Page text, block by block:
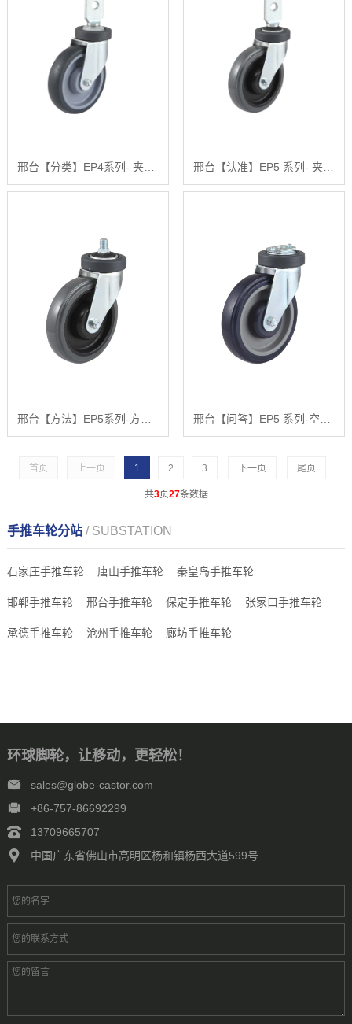
邢台【分类】EP4系列- 夹板活动固定式【哪家好?】 邢台【认准】EP5 系列- 夹板活动固定式聚氨酯轮【有哪些?】
首页 上一页 1 2 3 下一页 尾页
共3页27条数据
手推车轮分站 / SUBSTATION
石家庄手推车轮 唐山手推车轮 秦皇岛手推车轮
邯郸手推车轮 邢台手推车轮 保定手推车轮 张家口手推车轮
承德手推车轮 沧州手推车轮 廊坊手推车轮
环球脚轮，让移动，更轻松！
sales@globe-castor.com
+86-757-86692299
13709665707
中国广东省佛山市高明区杨和镇杨西大道599号